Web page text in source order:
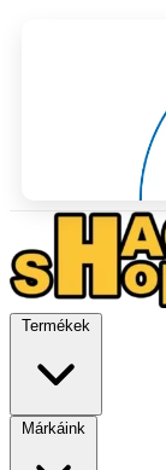
Termékek
Márkáink